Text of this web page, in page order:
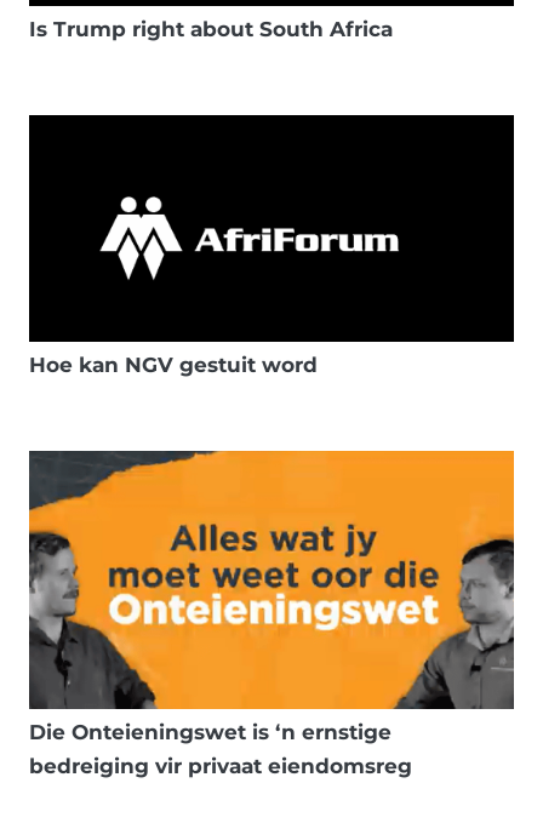
Is Trump right about South Africa
Hoe kan NGV gestuit word
Die Onteieningswet is ‘n ernstige
bedreiging vir privaat eiendomsreg